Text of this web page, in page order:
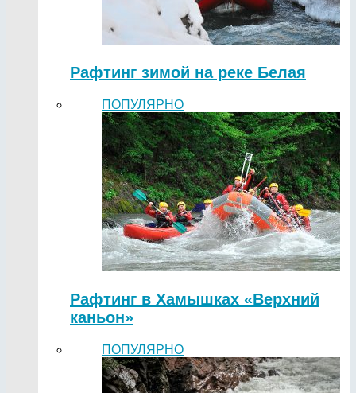
Рафтинг зимой на реке Белая
ПОПУЛЯРНО
Рафтинг в Хамышках «Верхний
каньон»
ПОПУЛЯРНО